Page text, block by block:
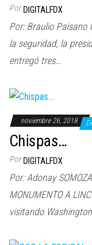
Por DIGITALFDX
Por: Braulio Paisano
la seguridad, la
entregó tres…
noviembre 26, 2018
Chispas…
Por DIGITALFDX
Por: Adonay
MONUMENTO A
visitando